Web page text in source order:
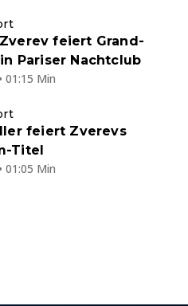
feiert Grand-
Pariser Nachtclub
01:15 Min
feiert Zverevs
Titel
01:05 Min